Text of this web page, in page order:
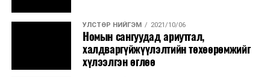
УЛСТӨР НИЙГЭМ 2021/10/06
Номын сангуудад ариутгал,
халдваргүйжүүлэлтийн төхөөрөмжийг
хүлээлгэн өглөө